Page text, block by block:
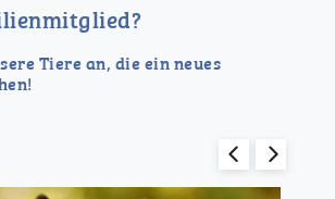
Tiere an, die ein neues